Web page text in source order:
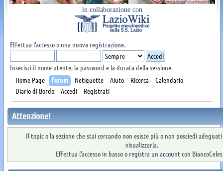
in collaborazione con
Effettua l'accessoo una nuova registrazione.
Inserisci il nome utente, la password e la durata della sessione.
Home Page
Forum Netiquette Aiuto Ricerca
Calendario
Diario di Bordo
Accedi Registrati
Attenzione!
Il topic o la sezione che stai cercando non esiste più o non possiedi
visualizzarla.
Effettua l'accesso in basso o registra un account con